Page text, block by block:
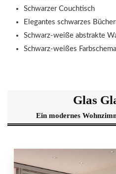
Schwarzer Couchtisch
Elegantes schwarzes
Schwarz-weiße abstrakte
Schwarz-weißes Farbschema
Glas
Ein modernes